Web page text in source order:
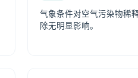
气象条件对空气污染物稀
除无明显影响。